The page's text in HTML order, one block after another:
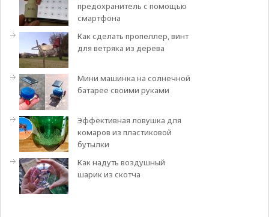
предохранитель с помощью
смартфона
Как сделать пропеллер, винт
для ветряка из дерева
Мини машинка на солнечной
батарее своими руками
Эффективная ловушка для
комаров из пластиковой
бутылки
Как надуть воздушный
шарик из скотча